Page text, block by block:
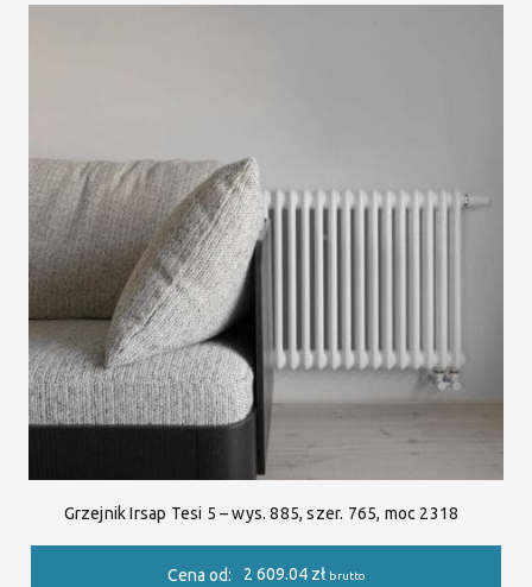
Grzejnik Irsap Tesi 5 – wys. 885, szer. 765, moc 2318
Cena od: 2 609.04 zł brutto